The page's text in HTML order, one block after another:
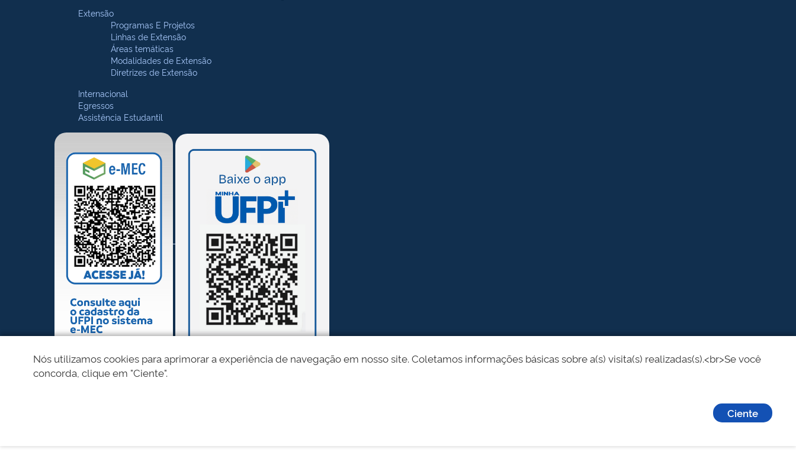
Extensão
Programas E Projetos
Linhas de Extensão
Áreas temáticas
Modalidades de Extensão
Diretrizes de Extensão
Internacional
Egressos
Assistência Estudantil
Nós utilizamos cookies para aprimorar a experiência de navegação em nosso site. Coletamos informações básicas sobre a(s) visita(s) realizadas(s).<br>Se você
concorda, clique em "Ciente".
Ciente